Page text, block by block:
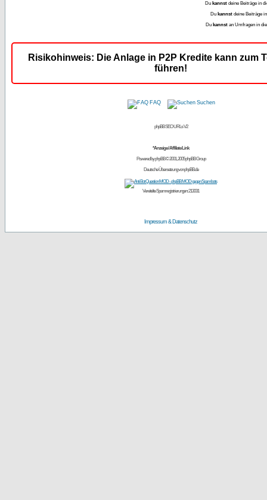
Du kannst deine Beiträge in
Du kannst deine Beiträge
Du kannst an Umfragen in
Risikohinweis: Die Anlage in P2P Kredite kann zum
führen!
FAQ Suchen
phpBB SEO URLs V2
*Anzeige / Affiliate Link
Powered byphpBB© 2001, 2005 phpBB Group
Deutsche Übersetzung vonphpBB.de
Vereitelte Spamregistrierungen: 213031
Impressum & Datenschutz